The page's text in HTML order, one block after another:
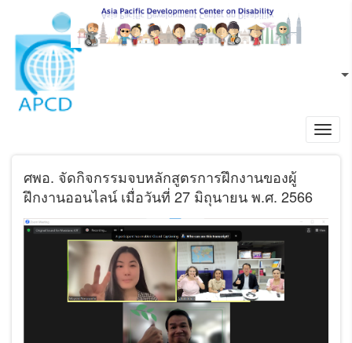
ข้ามไปยังเนื้อหาหลัก
TH
ศพอ. จัดกิจกรรมจบหลักสูตรการฝึกงานของผู้
ฝึกงานออนไลน์ เมื่อวันที่ 27 มิถุนายน พ.ศ. 2566